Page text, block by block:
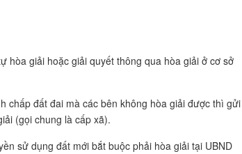
hòa giải hoặc giải quyết thông qua hòa giải ở cơ sở
đất đai mà các bên không hòa giải được thì gửi
(gọi chung là cấp xã).
sử dụng đất mới bắt buộc phải hòa giải tại UBND